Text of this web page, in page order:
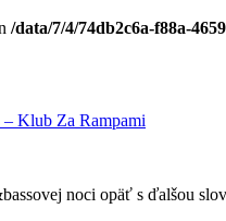
/data/7/4/74db2c6a-f88a-
noci opäť s ďalšou